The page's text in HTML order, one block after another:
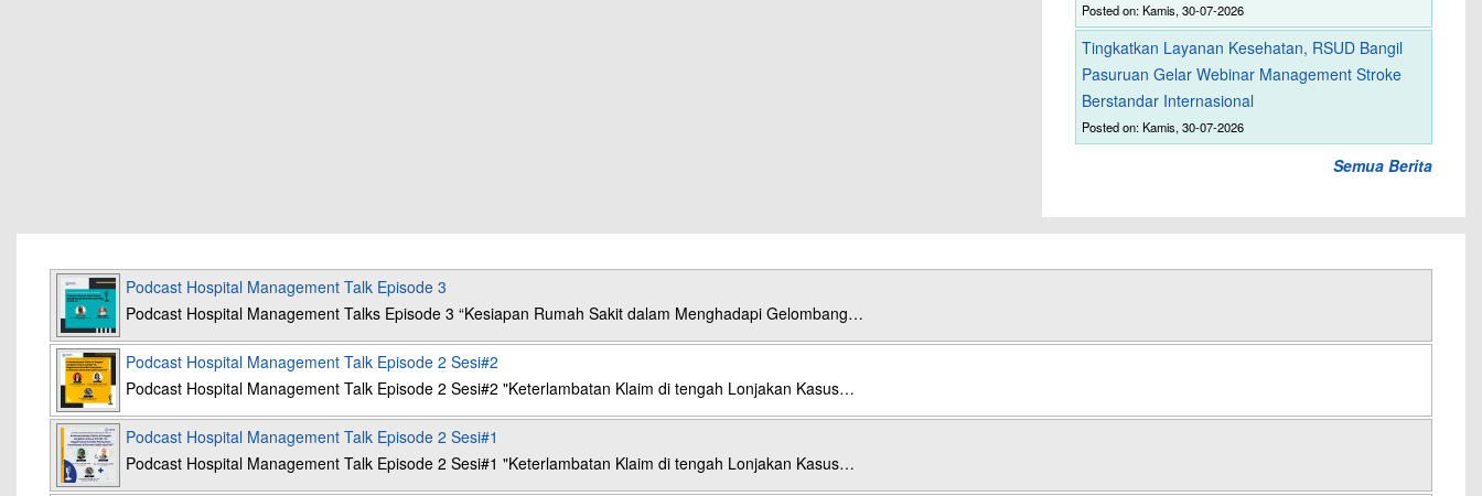
Posted on: Kamis, 30-07-2026
Tingkatkan Layanan Kesehatan, RSUD Bangil
Pasuruan Gelar Webinar Management Stroke
Berstandar Internasional
Posted on: Kamis, 30-07-2026
Semua Berita
Podcast Hospital Management Talk Episode 3
Podcast Hospital Management Talks Episode 3 “Kesiapan Rumah Sakit dalam Menghadapi Gelombang…
Podcast Hospital Management Talk Episode 2 Sesi#2
Podcast Hospital Management Talk Episode 2 Sesi#2 "Keterlambatan Klaim di tengah Lonjakan Kasus…
Podcast Hospital Management Talk Episode 2 Sesi#1
Podcast Hospital Management Talk Episode 2 Sesi#1 "Keterlambatan Klaim di tengah Lonjakan Kasus…